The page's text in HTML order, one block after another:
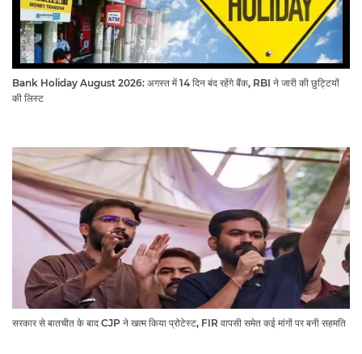
Bank Holiday August 2026: अगस्त में 14 दिन बंद रहेंगे बैंक, RBI ने जारी की छुट्टियों
की लिस्ट​​​​​​​
सरकार से बातचीत के बाद CJP ने खत्म किया प्रोटेस्ट, FIR वापसी समेत कई मांगों पर बनी सहमति